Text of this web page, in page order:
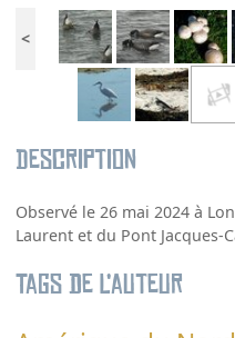
<
Description
Observé le 26 mai 2024 à
Laurent et du Pont Jacques-
Tags de l’auteur